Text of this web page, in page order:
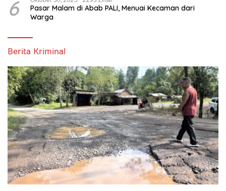
6
Pasar Malam di Abab PALI, Menuai Kecaman dari
Warga
Berita Kriminal